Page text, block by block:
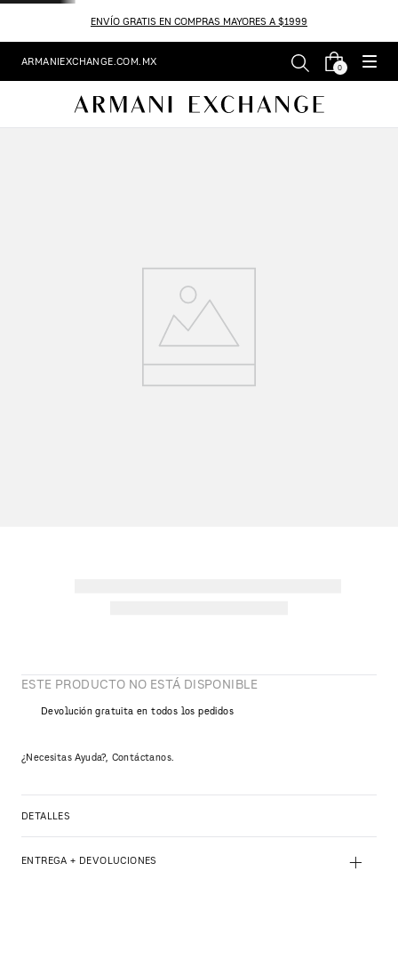
ENVÍO GRATIS EN COMPRAS MAYORES A $1999
ARMANIEXCHANGE.COM.MX 0
ESTE PRODUCTO NO ESTÁ DISPONIBLE
Devolución gratuita en todos los pedidos
¿Necesitas Ayuda?, Contáctanos.
DETALLES
ENTREGA + DEVOLUCIONES +